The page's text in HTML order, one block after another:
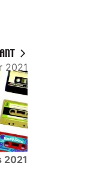
2021
2021